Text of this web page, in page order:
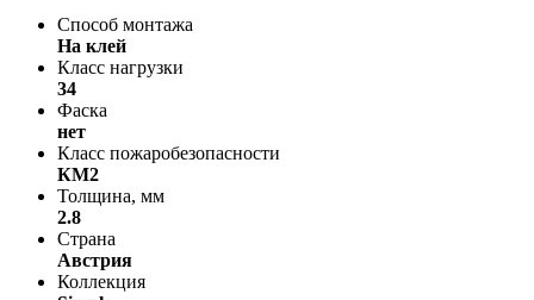
Способ монтажа
На клей
Класс нагрузки
34
Фаска
нет
Класс пожаробезопасности
КМ2
Толщина, мм
2.8
Страна
Австрия
Коллекция